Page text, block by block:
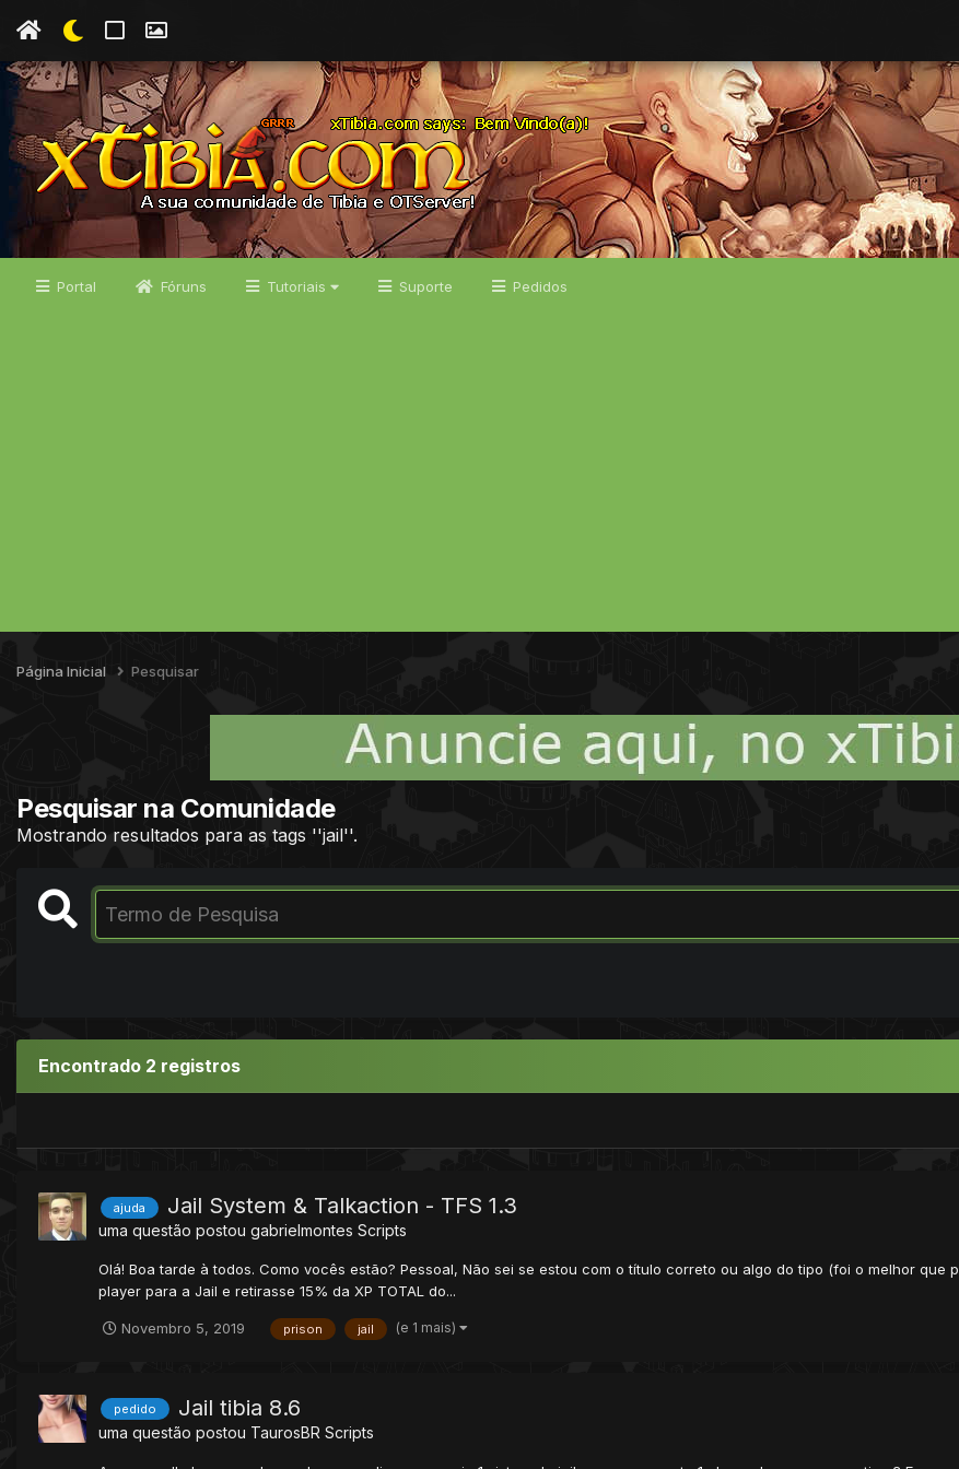
Portal Fóruns Tutoriais Suporte Pedidos
Página Inicial Pesquisar
Pesquisar na Comunidade
Mostrando resultados para as tags ''jail''.
Encontrado 2 registros
ajuda Jail System & Talkaction - TFS 1.3
uma questão postou gabrielmontes Scripts
Olá! Boa tarde à todos. Como vocês estão? Pessoal, Não sei se estou com o título correto ou algo do tipo (foi o melhor que
player para a Jail e retirasse 15% da XP TOTAL do...
Novembro 5, 2019 prison jail (e 1 mais)
pedido Jail tibia 8.6
uma questão postou TaurosBR Scripts